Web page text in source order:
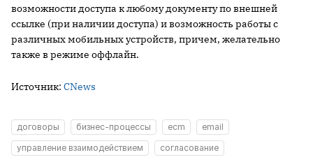
возможности доступа к любому документу по внешней
ссылке (при наличии доступа) и возможность работы с
различных мобильных устройств, причем, желательно
также в режиме оффлайн.
Источник: CNews
договоры бизнес-процессы ecm
email
управление взаимодействием
согласование